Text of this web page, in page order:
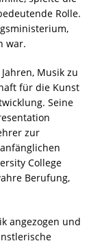
Rolle.
war.
Musik zu
für die Kunst
Seine
zur
College
Berufung,
angezogen und